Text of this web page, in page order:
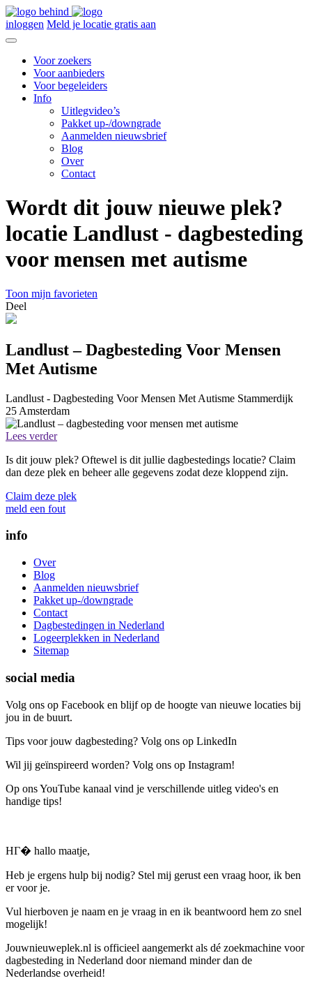
inloggen Meld je locatie gratis aan
Voor zoekers
Voor aanbieders
Voor begeleiders
Info
Uitlegvideo’s
Pakket up-/downgrade
Aanmelden nieuwsbrief
Blog
Over
Contact
Wordt dit jouw nieuwe plek?
locatie Landlust - dagbesteding
voor mensen met autisme
Toon mijn favorieten
Deel
Landlust – Dagbesteding Voor Mensen
Met Autisme
Landlust - Dagbesteding Voor Mensen Met Autisme Stammerdijk
25 Amsterdam
Lees verder
Is dit jouw plek? Oftewel is dit jullie dagbestedings locatie? Claim
dan deze plek en beheer alle gegevens zodat deze kloppend zijn.
Claim deze plek
meld een fout
info
Over
Blog
Aanmelden nieuwsbrief
Pakket up-/downgrade
Contact
Dagbestedingen in Nederland
Logeerplekken in Nederland
Sitemap
social media
Volg ons op Facebook en blijf op de hoogte van nieuwe locaties bij
jou in de buurt.
Tips voor jouw dagbesteding? Volg ons op LinkedIn
Wil jij geïnspireerd worden? Volg ons op Instagram!
Op ons YouTube kanaal vind je verschillende uitleg video's en
handige tips!
HГ� hallo maatje,
Heb je ergens hulp bij nodig? Stel mij gerust een vraag hoor, ik ben
er voor je.
Vul hierboven je naam en je vraag in en ik beantwoord hem zo snel
mogelijk!
Jouwnieuweplek.nl is officieel aangemerkt als dé zoekmachine voor
dagbesteding in Nederland door niemand minder dan de
Nederlandse overheid!